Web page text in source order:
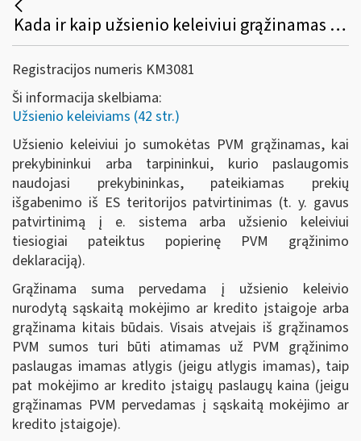
Kada ir kaip užsienio keleiviui grąžinamas sumokėtas PVM?
Registracijos numeris KM3081
Ši informacija skelbiama:
Užsienio keleiviams (42 str.)
Užsienio keleiviui jo sumokėtas PVM grąžinamas, kai
prekybininkui arba tarpininkui, kurio paslaugomis
naudojasi prekybininkas, pateikiamas prekių
išgabenimo iš ES teritorijos patvirtinimas (t. y. gavus
patvirtinimą į e. sistema arba užsienio keleiviui
tiesiogiai pateiktus popierinę PVM grąžinimo
deklaraciją).
Grąžinama suma pervedama į užsienio keleivio
nurodytą sąskaitą mokėjimo ar kredito įstaigoje arba
grąžinama kitais būdais. Visais atvejais iš grąžinamos
PVM sumos turi būti atimamas už PVM grąžinimo
paslaugas imamas atlygis (jeigu atlygis imamas), taip
pat mokėjimo ar kredito įstaigų paslaugų kaina (jeigu
grąžinamas PVM pervedamas į sąskaitą mokėjimo ar
kredito įstaigoje).